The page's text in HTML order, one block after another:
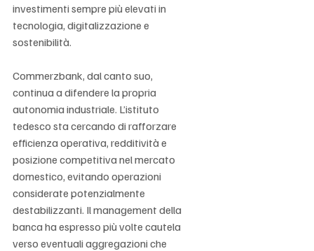
investimenti sempre più elevati in
tecnologia, digitalizzazione e
sostenibilità.
Commerzbank, dal canto suo,
continua a difendere la propria
autonomia industriale. L’istituto
tedesco sta cercando di rafforzare
efficienza operativa, redditività e
posizione competitiva nel mercato
domestico, evitando operazioni
considerate potenzialmente
destabilizzanti. Il management della
banca ha espresso più volte cautela
verso eventuali aggregazioni che